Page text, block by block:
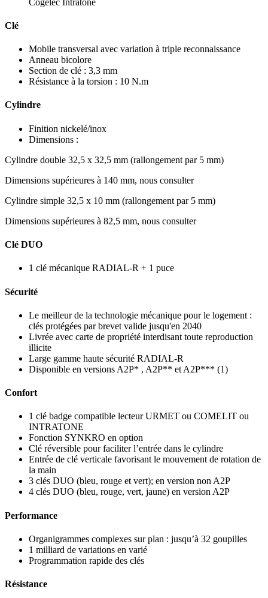
Clé
Mobile transversal avec variation à triple reconnaissance
Anneau bicolore
Section de clé : 3,3 mm
Résistance à la torsion : 10 N.m
Cylindre
Finition nickelé/inox
Dimensions :
Cylindre double 32,5 x 32,5 mm (rallongement par 5 mm)
Dimensions supérieures à 140 mm, nous consulter
Cylindre simple 32,5 x 10 mm (rallongement par 5 mm)
Dimensions supérieures à 82,5 mm, nous consulter
Clé DUO
1 clé mécanique RADIAL-R + 1 puce
Sécurité
Le meilleur de la technologie mécanique pour le logement :
clés protégées par brevet valide jusqu'en 2040
Livrée avec carte de propriété interdisant toute reproduction
illicite
Large gamme haute sécurité RADIAL-R
Disponible en versions A2P* , A2P** et A2P*** (1)
Confort
1 clé badge compatible lecteur URMET ou COMELIT ou
INTRATONE
Fonction SYNKRO en option
Clé réversible pour faciliter l’entrée dans le cylindre
Entrée de clé verticale favorisant le mouvement de rotation de
la main
3 clés DUO (bleu, rouge et vert); en version non A2P
4 clés DUO (bleu, rouge, vert, jaune) en version A2P
Performance
Organigrammes complexes sur plan : jusqu’à 32 goupilles
1 milliard de variations en varié
Programmation rapide des clés
Résistance